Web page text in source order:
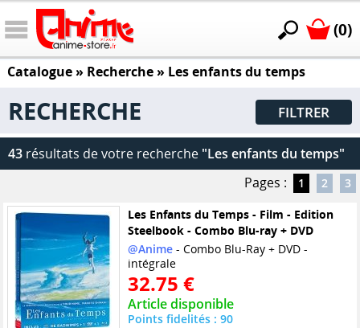
(0)
Catalogue» Recherche » Les enfants du temps
RECHERCHE FILTRER
43 résultats de votre recherche "Les enfants du temps"
Pages :
1 2 3
Les Enfants du Temps - Film - Edition
Steelbook - Combo Blu-ray + DVD
@Anime- Combo Blu-Ray + DVD -
intégrale
32.75 €
Article disponible
Points fidelités : 90